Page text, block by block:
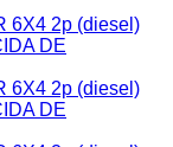
6X4 2p (diesel)
DE
6X4 2p (diesel)
DE